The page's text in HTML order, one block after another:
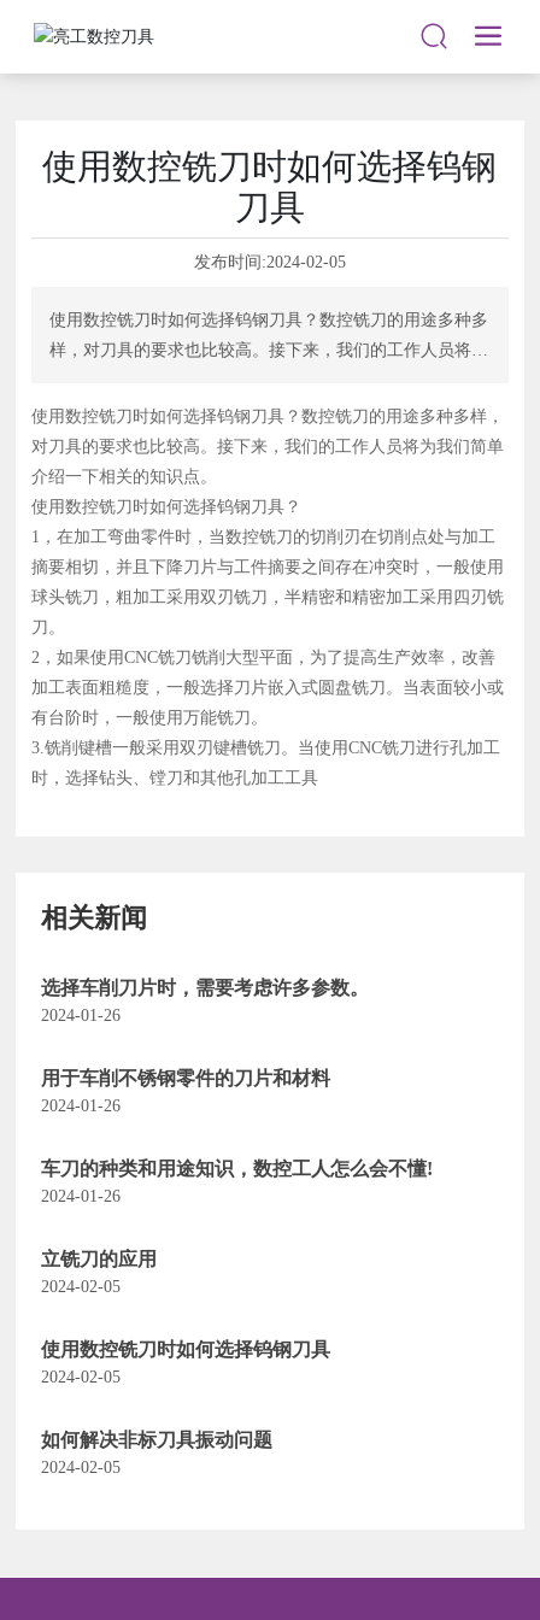
使用数控铣刀时如何选择钨钢
刀具
发布时间:2024-02-05
使用数控铣刀时如何选择钨钢刀具？数控铣刀的用途多种多
样，对刀具的要求也比较高。接下来，我们的工作人员将为
择钨钢刀具？ 1，在加工弯曲零件时，当数控铣刀的切削刃
在切削点处与加工摘要相切，并且下降刀片与工件摘要之间
存在冲突时，一般使用球头铣刀，粗加工采用双刃铣刀，半
精密和精密加工采用四刃铣刀。
使用数控铣刀时如何选择钨钢刀具？数控铣刀的用途多种多样，
对刀具的要求也比较高。接下来，我们的工作人员将为我们简单
介绍一下相关的知识点。
使用数控铣刀时如何选择钨钢刀具？
1，在加工弯曲零件时，当数控铣刀的切削刃在切削点处与加工
摘要相切，并且下降刀片与工件摘要之间存在冲突时，一般使用
球头铣刀，粗加工采用双刃铣刀，半精密和精密加工采用四刃铣
刀。
2，如果使用CNC铣刀铣削大型平面，为了提高生产效率，改善
加工表面粗糙度，一般选择刀片嵌入式圆盘铣刀。当表面较小或
有台阶时，一般使用万能铣刀。
3.铣削键槽一般采用双刃键槽铣刀。当使用CNC铣刀进行孔加工
时，选择钻头、镗刀和其他孔加工工具
相关新闻
选择车削刀片时，需要考虑许多参数。
2024-01-26
用于车削不锈钢零件的刀片和材料
2024-01-26
车刀的种类和用途知识，数控工人怎么会不懂!
2024-01-26
立铣刀的应用
2024-02-05
使用数控铣刀时如何选择钨钢刀具
2024-02-05
如何解决非标刀具振动问题
2024-02-05